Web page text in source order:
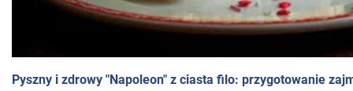
Pyszny i zdrowy "Napoleon" z ciasta filo: przygotowanie